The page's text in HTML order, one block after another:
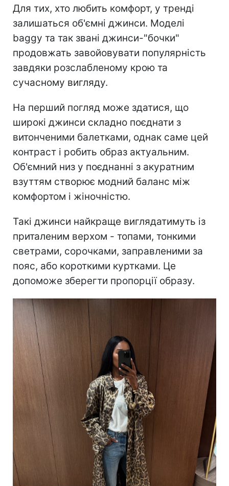
Для тих, хто любить комфорт, у тренді
залишаться об'ємні джинси. Моделі
baggy та так звані джинси-"бочки"
продовжать завойовувати популярність
завдяки розслабленому крою та
сучасному вигляду.
На перший погляд може здатися, що
широкі джинси складно поєднати з
витонченими балетками, однак саме цей
контраст і робить образ актуальним.
Об'ємний низ у поєднанні з акуратним
взуттям створює модний баланс між
комфортом і жіночністю.
Такі джинси найкраще виглядатимуть із
приталеним верхом - топами, тонкими
светрами, сорочками, заправленими за
пояс, або короткими куртками. Це
допоможе зберегти пропорції образу.